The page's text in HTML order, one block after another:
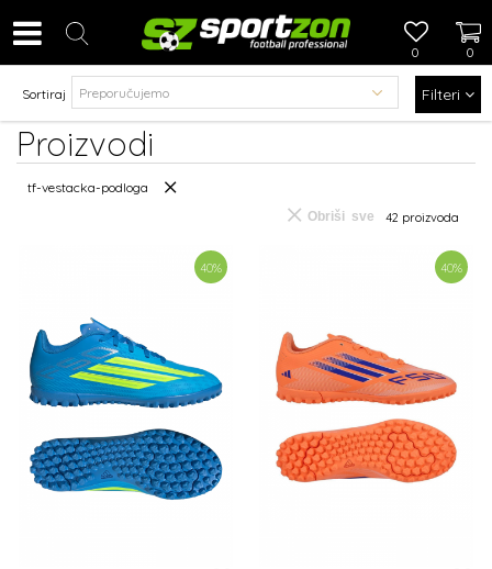
0
0
Proizvodi
Sortiraj Filteri
tf-vestacka-podloga
42 proizvoda
Obriši sve
40% 40%